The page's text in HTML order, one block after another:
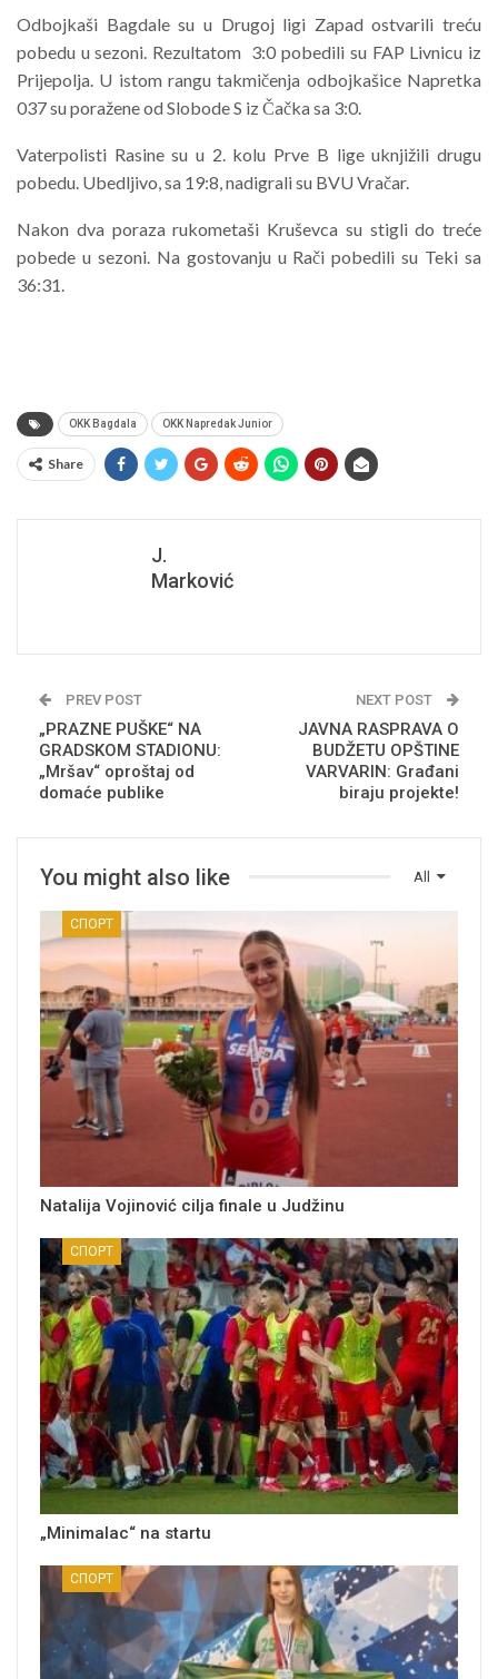
Odbojkaši Bagdale su u Drugoj ligi Zapad ostvarili treću
pobedu u sezoni. Rezultatom 3:0 pobedili su FAP Livnicu iz
Prijepolja. U istom rangu takmičenja odbojkašice Napretka
037 su poražene od Slobode S iz Čačka sa 3:0.
Vaterpolisti Rasine su u 2. kolu Prve B lige uknjižili drugu
pobedu. Ubedljivo, sa 19:8, nadigrali su BVU Vračar.
Nakon dva poraza rukometaši Kruševca su stigli do treće
pobede u sezoni. Na gostovanju u Rači pobedili su Teki sa
36:31.
OKK Bagdala OKK Napredak Junior
Share
J.
Marković
PREV POST
„PRAZNE PUŠKE“ NA
GRADSKOM STADIONU:
„Mršav“ oproštaj od
domaće publike
NEXT POST
JAVNA RASPRAVA O
BUDŽETU OPŠTINE
VARVARIN: Građani
biraju projekte!
All
You might also like
СПОРТ
Natalija Vojinović cilja finale u Judžinu
СПОРТ
„Minimalac“ na startu
СПОРТ